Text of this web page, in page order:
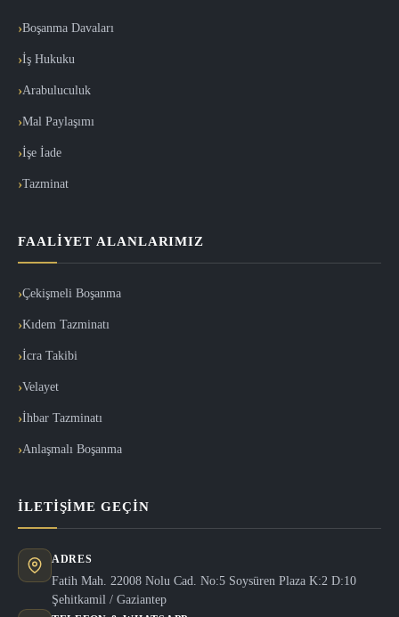
Boşanma Davaları
İş Hukuku
Arabuluculuk
Mal Paylaşımı
İşe İade
Tazminat
FAALIYET ALANLARIMIZ
Çekişmeli Boşanma
Kıdem Tazminatı
İcra Takibi
Velayet
İhbar Tazminatı
Anlaşmalı Boşanma
İLETIŞIME GEÇIN
ADRES
Fatih Mah. 22008 Nolu Cad. No:5 Soysüren Plaza K:2 D:10
Şehitkamil / Gaziantep